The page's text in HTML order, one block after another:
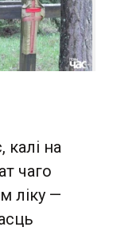
на
чаго
ліку —